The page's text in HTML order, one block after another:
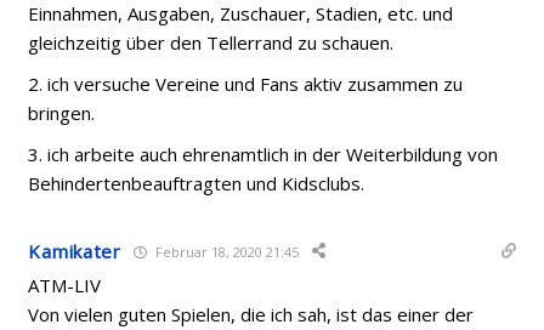
Einnahmen, Ausgaben, Zuschauer, Stadien, etc. und
gleichzeitig über den Tellerrand zu schauen.
2. ich versuche Vereine und Fans aktiv zusammen zu
bringen.
3. ich arbeite auch ehrenamtlich in der Weiterbildung von
Behindertenbeauftragten und Kidsclubs.
Kamikater Februar 18, 2020 21:45
ATM-LIV
Von vielen guten Spielen, die ich sah, ist das einer der